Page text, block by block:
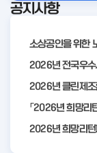
전
공지사항
소상공인을 위한
2026년 희망리턴